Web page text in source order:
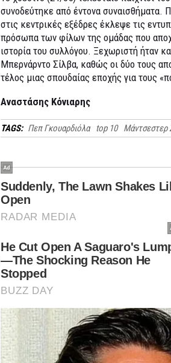
συνοδεύτηκε από έντονα συναισθήματα.
στις κεντρικές εξέδρες έκλεψε τις
πρόσωπα των φίλων της ομάδας που
ιστορία του συλλόγου. Ξεχωριστή ήταν
Μπερνάρντο Σίλβα, καθώς οι δύο τους
τέλος μιας σπουδαίας εποχής για τους
Αναστάσης Κόνιαρης
TAGS: Πεπ Γκουαρδιόλα top 10 Μάντσεστερ